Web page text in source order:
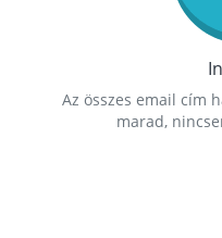
Az összes email cím
marad,